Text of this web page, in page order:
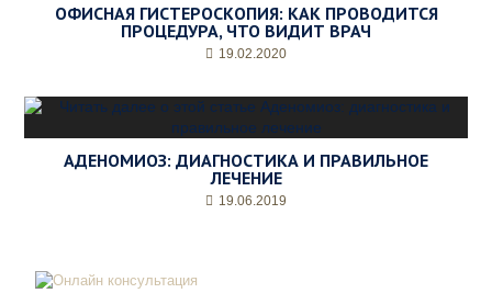
ОФИСНАЯ ГИСТЕРОСКОПИЯ: КАК ПРОВОДИТСЯ
ПРОЦЕДУРА, ЧТО ВИДИТ ВРАЧ
19.02.2020
АДЕНОМИОЗ: ДИАГНОСТИКА И ПРАВИЛЬНОЕ
ЛЕЧЕНИЕ
19.06.2019